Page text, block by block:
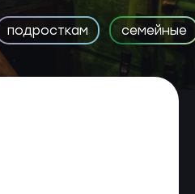
подросткам семейные